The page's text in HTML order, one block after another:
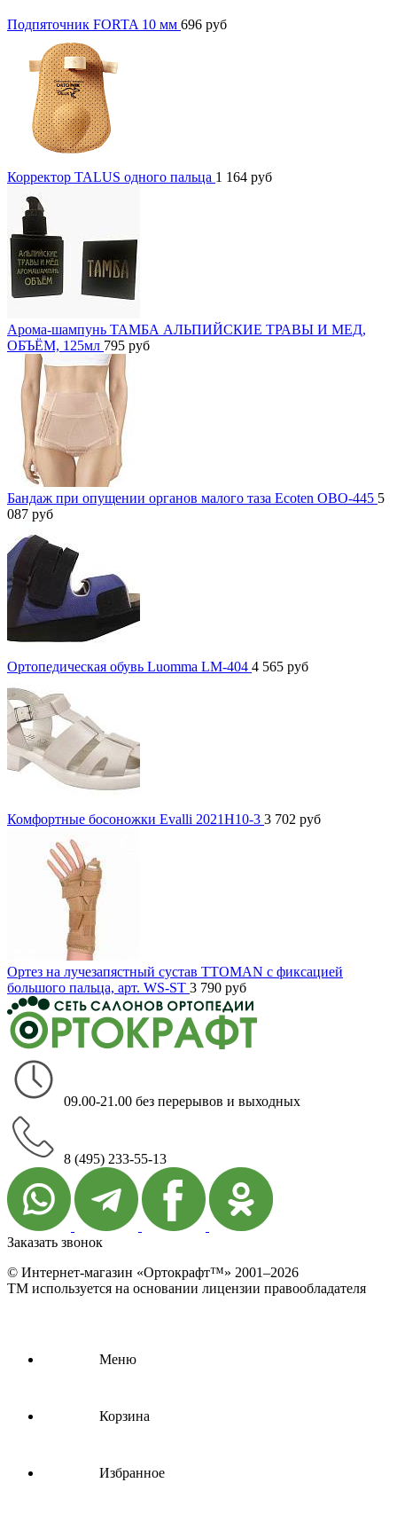
Подпяточник FORTA 10 мм 696 руб
Корректор TALUS одного пальца 1 164 руб
Арома-шампунь ТАМБА АЛЬПИЙСКИЕ ТРАВЫ И МЕД,
ОБЪЁМ, 125мл 795 руб
Бандаж при опущении органов малого таза Ecoten ОВО-445 5
087 руб
Ортопедическая обувь Luomma LM-404 4 565 руб
Комфортные босоножки Evalli 2021H10-3 3 702 руб
Ортез на лучезапястный сустав TTOMAN с фиксацией
большого пальца, арт. WS-ST 3 790 руб
09.00-21.00 без перерывов и выходных
8 (495) 233-55-13
Заказать звонок
© Интернет-магазин «Ортокрафт™» 2001–2026
ТМ используется на основании лицензии правообладателя
Меню
Корзина
Избранное